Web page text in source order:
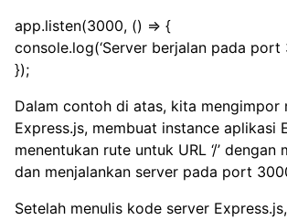
app.listen(3000, () => {
console.log(‘Server berjalan pada port
});
Dalam contoh di atas, kita mengimpor
Express.js, membuat instance aplikasi
menentukan rute untuk URL ‘/’ dengan
dan menjalankan server pada port
Setelah menulis kode server